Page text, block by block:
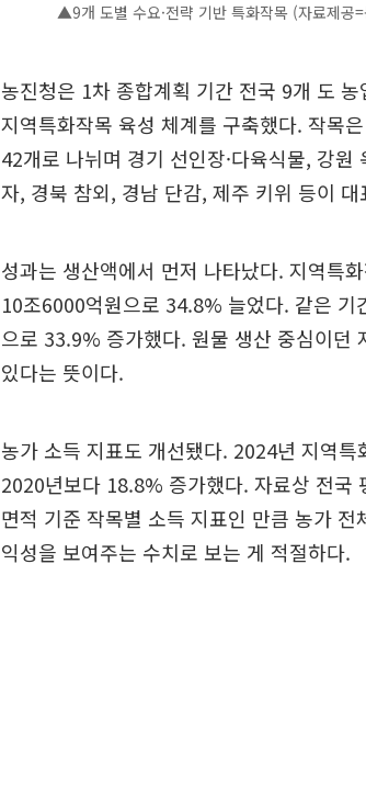
▲9개 도별 수요·전략 기반 특화작목 (자료제공
농진청은 1차 종합계획 기간 전국 9개 도
지역특화작목 육성 체계를 구축했다. 작목
42개로 나뉘며 경기 선인장·다육식물, 강
자, 경북 참외, 경남 단감, 제주 키위 등이 대
성과는 생산액에서 먼저 나타났다. 지역특
10조6000억원으로 34.8% 늘었다. 같은
으로 33.9% 증가했다. 원물 생산 중심이던
있다는 뜻이다.
농가 소득 지표도 개선됐다. 2024년 지역
2020년보다 18.8% 증가했다. 자료상 전국
면적 기준 작목별 소득 지표인 만큼 농가
익성을 보여주는 수치로 보는 게 적절하다.